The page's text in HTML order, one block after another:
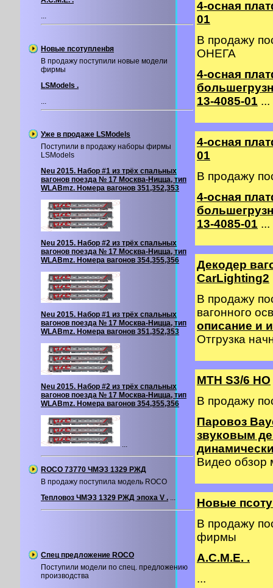
...
Новые псотупленbя
В продажу поступили новые модели
фирмы
LSModels .
...
Уже в продаже LSModels
Поступили в продажу наборы фирмы
LSModels
Neu 2015. Набор #1 из трёх спальных
вагонов поезда № 17 Москва-Ницца, тип
WLABmz. Номера вагонов 351,352,353
Neu 2015. Набор #2 из трёх спальных
вагонов поезда № 17 Москва-Ницца, тип
WLABmz. Номера вагонов 354,355,356
Neu 2015. Набор #1 из трёх спальных
вагонов поезда № 17 Москва-Ницца, тип
WLABmz. Номера вагонов 351,352,353
Neu 2015. Набор #2 из трёх спальных
вагонов поезда № 17 Москва-Ницца, тип
WLABmz. Номера вагонов 354,355,356
ROCO 73770 ЧМЭ3 1329 РЖД
В продажу поступила модель ROCO
Тепловоз ЧМЭ3 1329 РЖД эпоха V . ...
Спец предложение ROCO
Поступили модели по спец. предложению
производства
4-осная
01
В продажу
ОНЕГА
4-осная
13-4085-01 ...
4-осная
01
В продажу
4-осная
13-4085-01 ...
Декодер
CarLighting2
В продажу
вагонного
описание и
Отгрузка
MTH S3/6 HO
В продажу
Паровоз
звуковым
Видео обзор
Новые
В продажу
фирмы
A.C.M.E. .
...